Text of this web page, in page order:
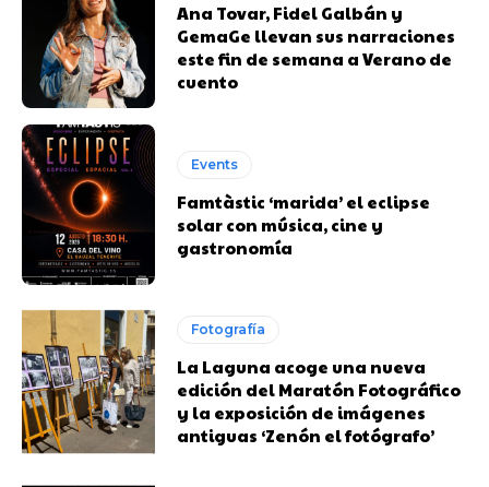
Ana Tovar, Fidel Galbán y
GemaGe llevan sus narraciones
este fin de semana a Verano de
cuento
Events
Famtàstic ‘marida’ el eclipse
solar con música, cine y
gastronomía
Fotografía
La Laguna acoge una nueva
edición del Maratón Fotográfico
y la exposición de imágenes
antiguas ‘Zenón el fotógrafo’